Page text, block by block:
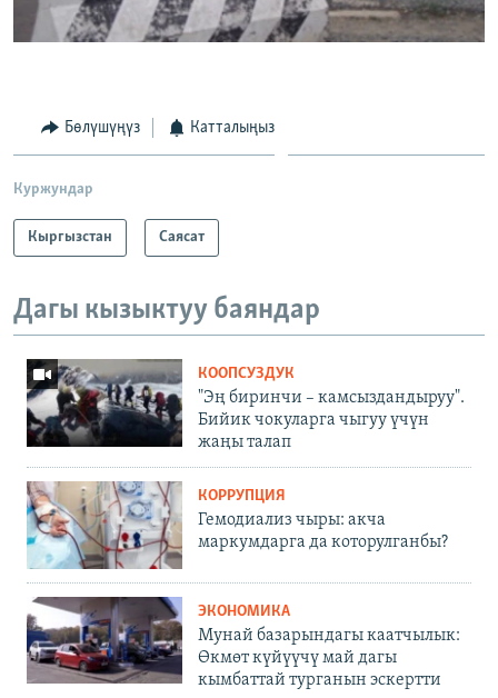
Бөлүшүңүз Катталыңыз
Куржундар
Кыргызстан Саясат
Дагы кызыктуу баяндар
КООПСУЗДУК
"Эң биринчи – камсыздандыруу".
Бийик чокуларга чыгуу үчүн
жаңы талап
КОРРУПЦИЯ
Гемодиализ чыры: акча
маркумдарга да которулганбы?
ЭКОНОМИКА
Мунай базарындагы каатчылык:
Өкмөт күйүүчү май дагы
кымбаттай турганын эскертти